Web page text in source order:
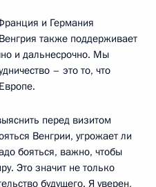
и Германия
также поддерживает
и дальнесрочно. Мы
– это то, что
перед визитом
Венгрии, угрожает ли
бояться, важно, чтобы
Это значит не только
будущего. Я уверен,